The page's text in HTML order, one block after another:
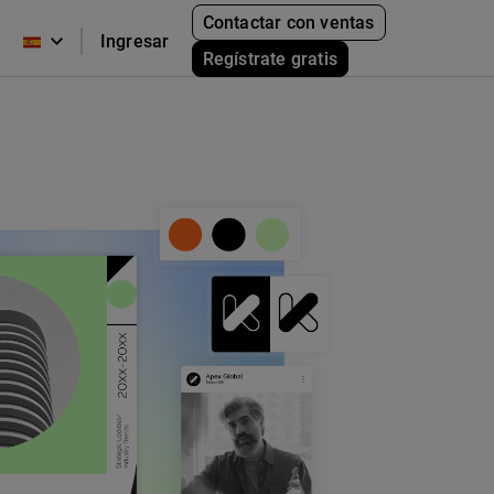
Ingresar
Contactar con ventas
Regístrate gratis